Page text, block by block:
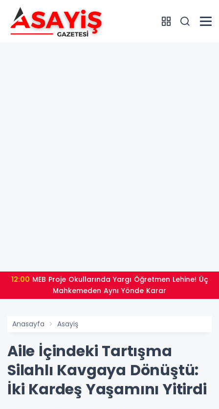
12:00
Mahkemeden Aynı Yönde Karar
Anasayfa Asayiş
Aile İçindeki Tartışma
Silahlı Kavgaya Dönüştü:
İki Kardeş Yaşamını Yitirdi